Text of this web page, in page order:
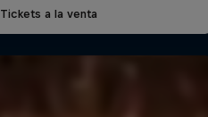
Tickets a la venta